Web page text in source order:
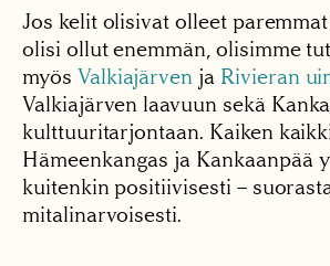
Jos kelit olisivat olleet
olisi ollut enemmän, olisimme
myös Valkiajärven ja Rivieran
Valkiajärven laavuun sekä
kulttuuritarjontaan. Kaiken
Hämeenkangas ja Kankaanpää
kuitenkin positiivisesti –
mitalinarvoisesti.